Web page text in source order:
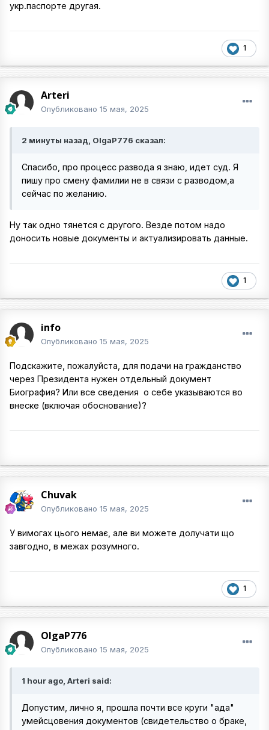
укр.паспорте другая.
1
Arteri
Опубликовано 15 мая, 2025
2 минуты назад, OlgaP776 сказал:
Спасибо, про процесс развода я знаю, идет суд. Я
пишу про смену фамилии не в связи с разводом,а
сейчас по желанию.
Ну так одно тянется с другого. Везде потом надо
доносить новые документы и актуализировать данные.
1
info
Опубликовано 15 мая, 2025
Подскажите, пожалуйста, для подачи на гражданство
через Президента нужен отдельный документ
Биография? Или все сведения о себе указываются во
внеске (включая обоснование)?
Chuvak
Опубликовано 15 мая, 2025
У вимогах цього немає, але ви можете долучати що
завгодно, в межах розумного.
1
OlgaP776
Опубликовано 15 мая, 2025
1 hour ago, Arteri said:
Допустим, лично я, прошла почти все круги "ада"
умейсцовения документов (свидетельство о браке,